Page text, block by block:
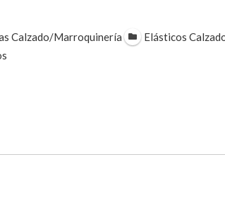
Calzado/Marroquinería
Elásticos